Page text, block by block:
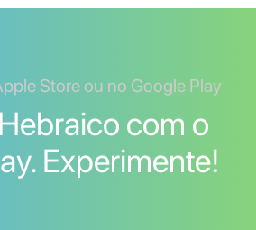
Store ou no Google Play
com o
Experimente!